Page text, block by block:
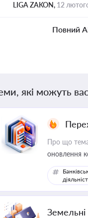
LIGA ZAKON, 12
Повний
які можуть
Про що
оновлення
Земельні